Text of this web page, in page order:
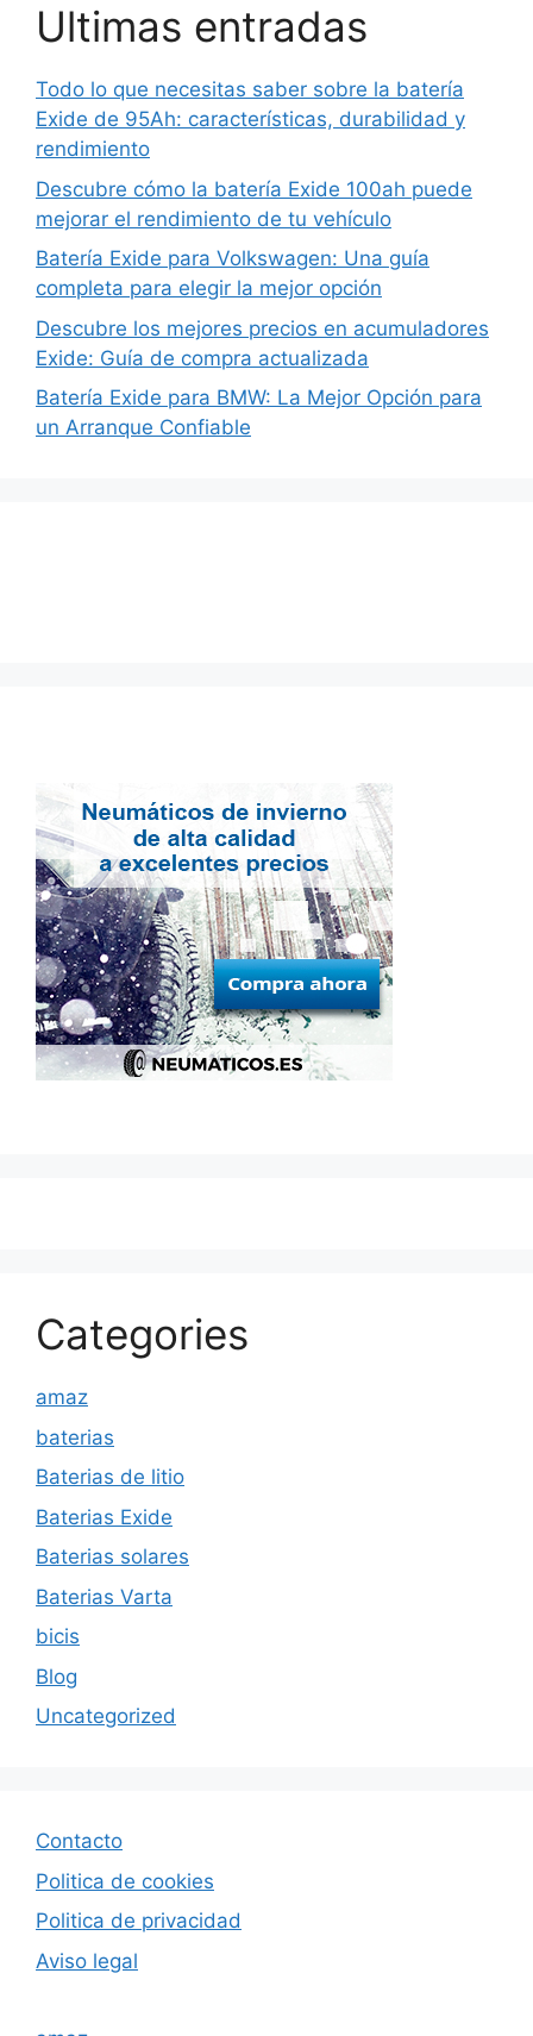
Ultimas entradas
Todo lo que necesitas saber sobre la batería
Exide de 95Ah: características, durabilidad y
rendimiento
Descubre cómo la batería Exide 100ah puede
mejorar el rendimiento de tu vehículo
Batería Exide para Volkswagen: Una guía
completa para elegir la mejor opción
Descubre los mejores precios en acumuladores
Exide: Guía de compra actualizada
Batería Exide para BMW: La Mejor Opción para
un Arranque Confiable
Categories
amaz
baterias
Baterias de litio
Baterias Exide
Baterias solares
Baterias Varta
bicis
Blog
Uncategorized
Contacto
Politica de cookies
Politica de privacidad
Aviso legal